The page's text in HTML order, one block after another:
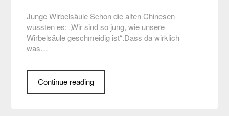
Junge Wirbelsäule Schon die alten Chinesen
wussten es: „Wir sind so jung, wie unsere
Wirbelsäule geschmeidig ist“.Dass da wirklich
was…
Continue reading